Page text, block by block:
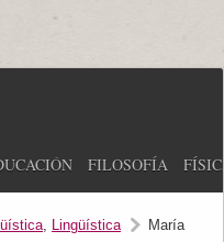
FILOSOFÍA
, Lingüística
María